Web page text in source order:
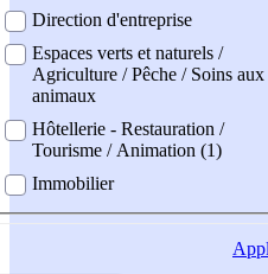
Direction d'entreprise
Espaces verts et naturels /
Agriculture / Pêche / Soins aux
animaux
Hôtellerie - Restauration /
Tourisme / Animation (1)
Immobilier